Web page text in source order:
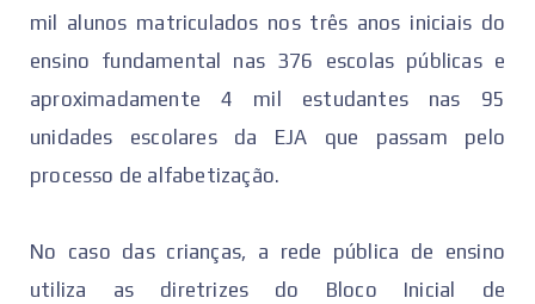
mil alunos matriculados nos três anos iniciais do
ensino fundamental nas 376 escolas públicas e
aproximadamente 4 mil estudantes nas 95
unidades escolares da EJA que passam pelo
processo de alfabetização.
No caso das crianças, a rede pública de ensino
utiliza as diretrizes do Bloco Inicial de